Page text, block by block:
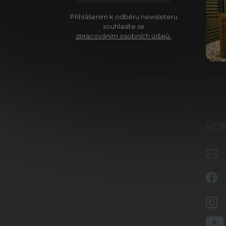
Přihlášením k odběru newsleteru
souhlasíte se
zpracováním osobních údajů.